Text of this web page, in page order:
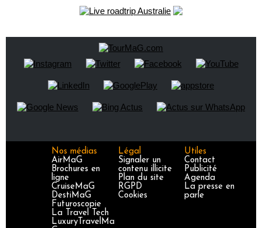
Nos médias
AirMaG
Brochures en
ligne
CruiseMaG
DestiMaG
Futuroscopie
La Travel Tech
LuxuryTravelMa
Légal
Signaler un
contenu illicite
Plan du site
RGPD
Cookies
Utiles
Contact
Publicité
Agenda
La presse en
parle